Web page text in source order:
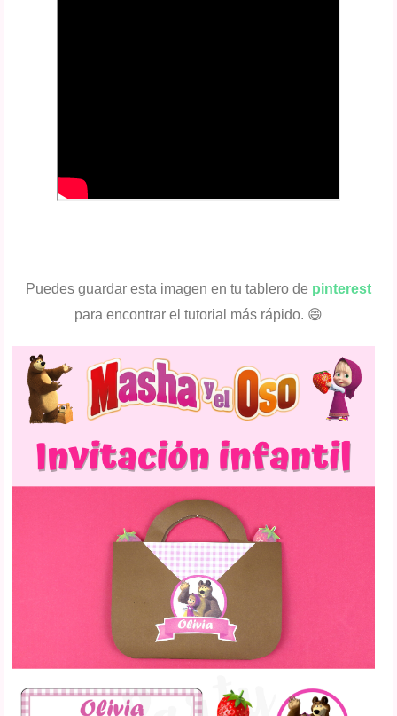
Puedes guardar esta imagen en tu tablero de pinterest
para encontrar el tutorial más rápido. 😄